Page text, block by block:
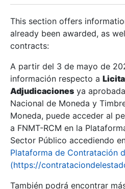
Show/Hide
Show/Hide
This section offers
already been awarded, as
contracts:
A partir del 3 de mayo de
información respecto a
Adjudicaciones ya
Nacional de Moneda y
Moneda, puede acceder al
a FNMT-RCM en la
Sector Público accediendo
Plataforma de Contratación
(https://
También podrá encontrar